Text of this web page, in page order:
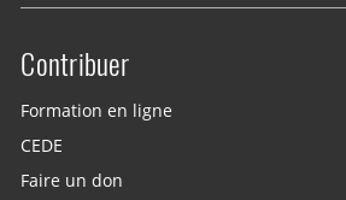
Site menu
Contribuer
Formation en ligne
CEDE
Faire un don